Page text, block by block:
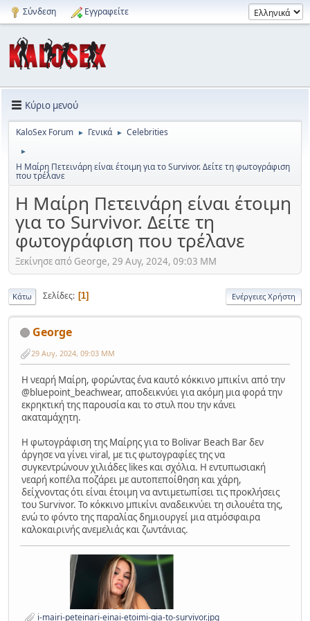
Σύνδεση Εγγραφείτε
Κύριο μενού
KaloSex Forum ► Γενικά ► Celebrities
►
Η Μαίρη Πετεινάρη είναι έτοιμη για το Survivor. Δείτε τη φωτογράφιση
που τρέλανε
Η Μαίρη Πετεινάρη είναι έτοιμη
για το Survivor. Δείτε τη
φωτογράφιση που τρέλανε
Ξεκίνησε από George, 29 Αυγ, 2024, 09:03 ΜΜ
Κάτω Σελίδες 1 Ενέργειες Χρήστη
George
29 Αυγ, 2024, 09:03 ΜΜ
Η νεαρή Μαίρη, φορώντας ένα καυτό κόκκινο μπικίνι από την
@bluepoint_beachwear, αποδεικνύει για ακόμη μια φορά την
εκρηκτική της παρουσία και το στυλ που την κάνει
ακαταμάχητη.
Η φωτογράφιση της Μαίρης για το Bolivar Beach Bar δεν
άργησε να γίνει viral, με τις φωτογραφίες της να
συγκεντρώνουν χιλιάδες likes και σχόλια. Η εντυπωσιακή
νεαρή κοπέλα ποζάρει με αυτοπεποίθηση και χάρη,
δείχνοντας ότι είναι έτοιμη να αντιμετωπίσει τις προκλήσεις
του Survivor. Το κόκκινο μπικίνι αναδεικνύει τη σιλουέτα της,
ενώ το φόντο της παραλίας δημιουργεί μια ατμόσφαιρα
καλοκαιρινής ανεμελιάς και ζωντάνιας.
i-mairi-peteinari-einai-etoimi-gia-to-survivor.jpg